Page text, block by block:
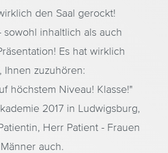
den Saal gerockt!
sowohl inhaltlich als auch
Es hat wirklich
Ihnen zuzuhören:
höchstem Niveau! Klasse!"
2017 in Ludwigsburg,
Herr Patient - Frauen
auch.